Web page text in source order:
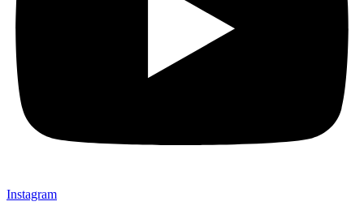
Instagram